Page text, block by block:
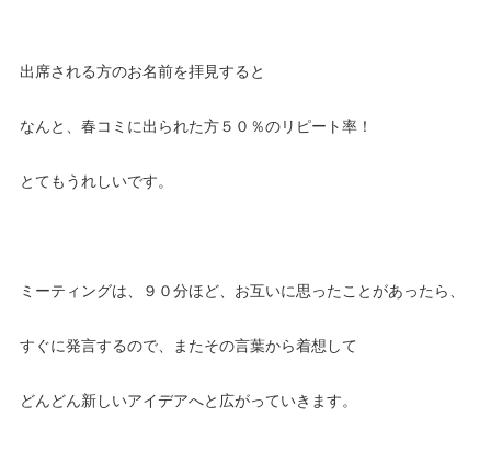
出席される方のお名前を拝見すると
なんと、春コミに出られた方５０％のリピート率！
とてもうれしいです。
ミーティングは、９０分ほど、お互いに思ったことがあったら、
すぐに発言するので、またその言葉から着想して
どんどん新しいアイデアへと広がっていきます。